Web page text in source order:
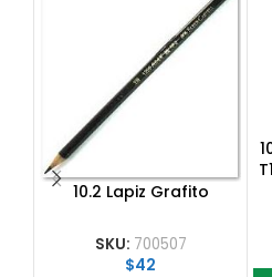
10.2 Lapiz Grafito
SKU: 700507
$42